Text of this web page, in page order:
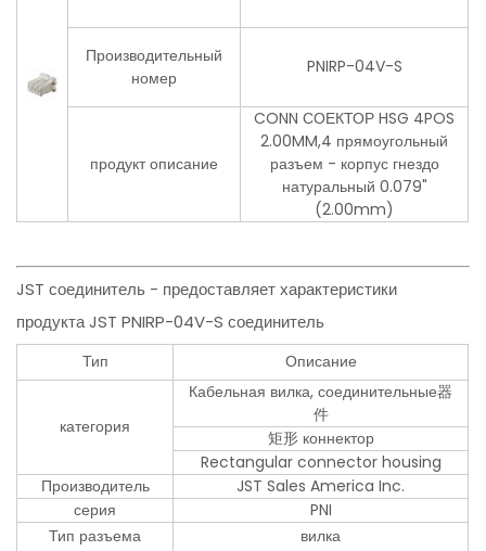
Производительный
номер
PNIRP-04V-S
продукт описание
CONN СОЕКТОР HSG 4POS
2.00MM,4 прямоугольный
разъем - корпус гнездо
натуральный 0.079"
(2.00mm)
JST соединитель - предоставляет характеристики
продукта JST PNIRP-04V-S соединитель
Тип Описание
категория
Кабельная вилка, соединительные器
件
矩形 коннектор
Rectangular connector housing
Производитель
JST Sales America Inc.
серия
PNI
Тип разъема
вилка